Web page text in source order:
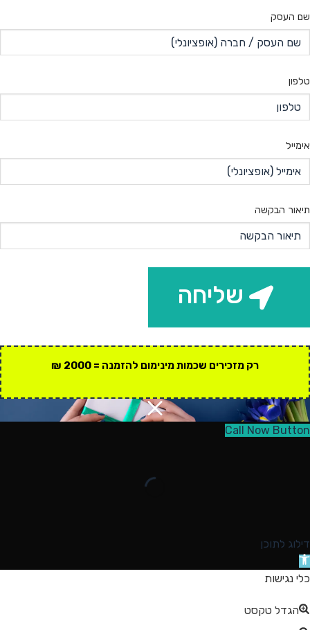
שם העסק
טלפון
אימייל
תיאור הבקשה
שליחה
רק מזכירים שכמות מינימום להזמנה = 2000 ₪
Call Now Button
דילוג לתוכן
פתח
סרגל
כלי נגישות
הגדל טקסט